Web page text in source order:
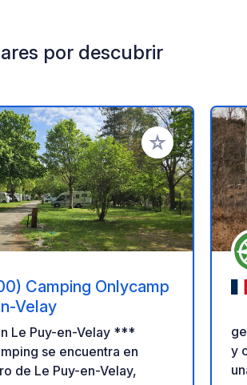
por descubrir
Añadir a tus
Camping Onlycamp
Velay
Le Puy-en-Velay ***
se encuentra en
de Le Puy-en-Velay,
y